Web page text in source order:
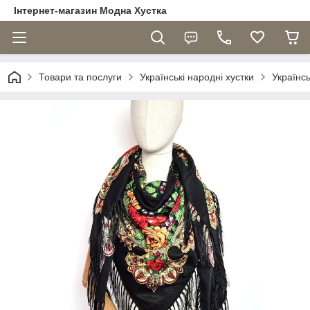
Інтернет-магазин Модна Хустка
Товари та послуги Українські народні хустки